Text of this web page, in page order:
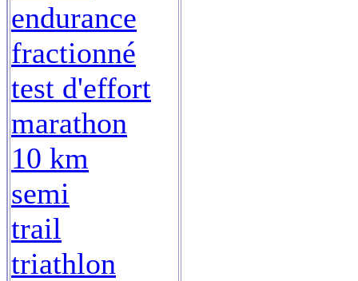
endurance
fractionné
test d'effort
marathon
10 km
semi
trail
triathlon